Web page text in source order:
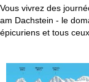
Vous vivrez des
am Dachstein - le
épicuriens et tous